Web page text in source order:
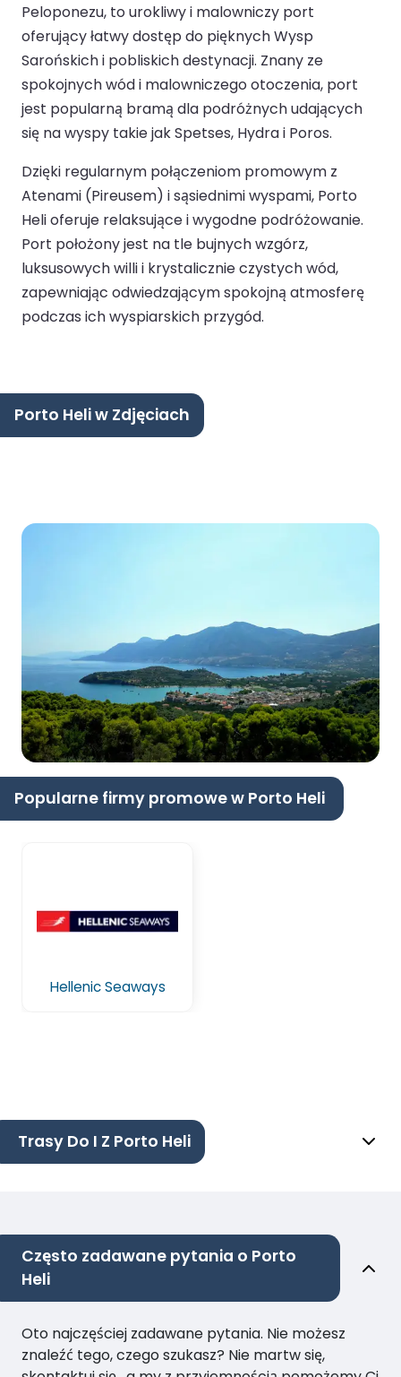
Peloponezu, to urokliwy i malowniczy port
oferujący łatwy dostęp do pięknych Wysp
Sarońskich i pobliskich destynacji. Znany ze
spokojnych wód i malowniczego otoczenia, port
jest popularną bramą dla podróżnych udających
się na wyspy takie jak Spetses, Hydra i Poros.
Dzięki regularnym połączeniom promowym z
Atenami (Pireusem) i sąsiednimi wyspami, Porto
Heli oferuje relaksujące i wygodne podróżowanie.
Port położony jest na tle bujnych wzgórz,
luksusowych willi i krystalicznie czystych wód,
zapewniając odwiedzającym spokojną atmosferę
podczas ich wyspiarskich przygód.
Porto Heli w Zdjęciach
Popularne firmy promowe w Porto Heli
Hellenic Seaways
Trasy Do I Z Porto Heli
Często zadawane pytania o Porto
Heli
Oto najczęściej zadawane pytania. Nie możesz
znaleźć tego, czego szukasz? Nie martw się,